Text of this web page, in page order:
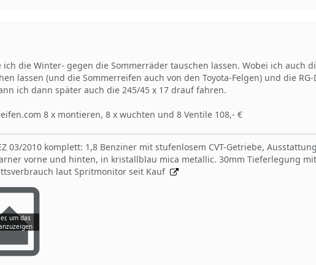
ich die Winter- gegen die Sommerräder tauschen lassen. Wobei ich auch
lassen (und die Sommerreifen auch von den Toyota-Felgen) und die
ich dann später auch die 245/45 x 17 drauf fahren.
8 x montieren, 8 x wuchten und 8 Ventile 108,- €
03/2010 komplett: 1,8 Benziner mit stufenlosem CVT-Getriebe,
vorne und hinten, in kristallblau mica metallic. 30mm Tieferlegung mit
laut Spritmonitor seit Kauf